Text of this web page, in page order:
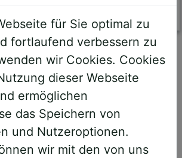
Teilnehmerinnen und
Buchungen zu
für Sie optimal zu
fortlaufend verbessern zu
wir Cookies. Cookies
dieser Webseite
ermöglichen
das Speichern von
und Nutzeroptionen.
wir mit den von uns